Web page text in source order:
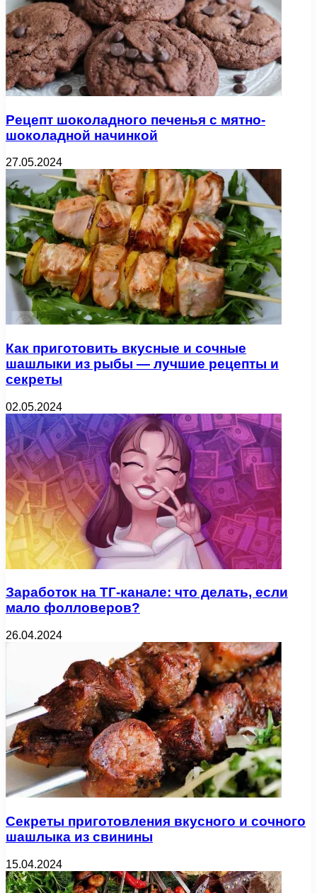
Рецепт шоколадного печенья с мятно-
шоколадной начинкой
27.05.2024
Как приготовить вкусные и сочные
шашлыки из рыбы — лучшие рецепты и
секреты
02.05.2024
Заработок на ТГ-канале: что делать, если
мало фолловеров?
26.04.2024
Секреты приготовления вкусного и сочного
шашлыка из свинины
15.04.2024